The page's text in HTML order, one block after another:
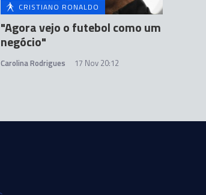
CRISTIANO RONALDO
"Agora vejo o futebol como um
negócio"
Carolina Rodrigues 17 Nov 20:12